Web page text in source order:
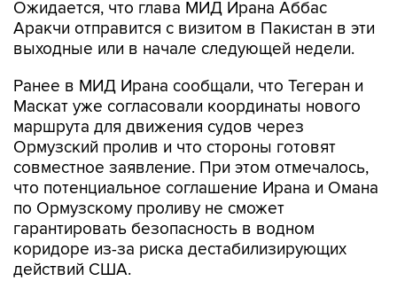
Ожидается, что глава МИД Ирана Аббас
Аракчи отправится с визитом в Пакистан в эти
выходные или в начале следующей недели.
Ранее в МИД Ирана сообщали, что Тегеран и
Маскат уже согласовали координаты нового
маршрута для движения судов через
Ормузский пролив и что стороны готовят
совместное заявление. При этом отмечалось,
что потенциальное соглашение Ирана и Омана
по Ормузскому проливу не сможет
гарантировать безопасность в водном
коридоре из-за риска дестабилизирующих
действий США.